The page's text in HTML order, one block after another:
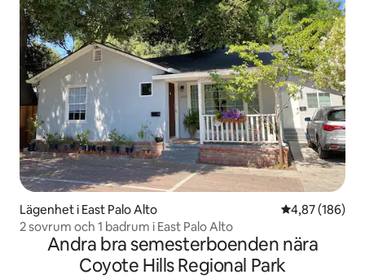
Lägenhet i East Palo Alto 4,87 av 5 i
4,87 (186)
2 sovrum och 1 badrum i East Palo Alto
Andra bra semesterboenden nära
Coyote Hills Regional Park